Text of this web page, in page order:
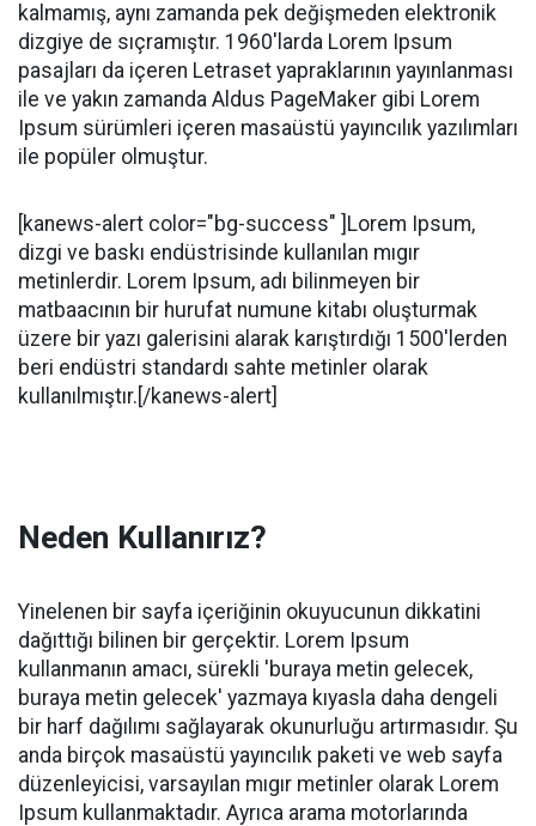
kalmamış, aynı zamanda pek değişmeden elektronik
dizgiye de sıçramıştır. 1960'larda Lorem Ipsum
pasajları da içeren Letraset yapraklarının yayınlanması
ile ve yakın zamanda Aldus PageMaker gibi Lorem
Ipsum sürümleri içeren masaüstü yayıncılık yazılımları
ile popüler olmuştur.
[kanews-alert color="bg-success" ]Lorem Ipsum,
dizgi ve baskı endüstrisinde kullanılan mıgır
metinlerdir. Lorem Ipsum, adı bilinmeyen bir
matbaacının bir hurufat numune kitabı oluşturmak
üzere bir yazı galerisini alarak karıştırdığı 1500'lerden
beri endüstri standardı sahte metinler olarak
kullanılmıştır.[/kanews-alert]
Neden Kullanırız?
Yinelenen bir sayfa içeriğinin okuyucunun dikkatini
dağıttığı bilinen bir gerçektir. Lorem Ipsum
kullanmanın amacı, sürekli 'buraya metin gelecek,
buraya metin gelecek' yazmaya kıyasla daha dengeli
bir harf dağılımı sağlayarak okunurluğu artırmasıdır. Şu
anda birçok masaüstü yayıncılık paketi ve web sayfa
düzenleyicisi, varsayılan mıgır metinler olarak Lorem
Ipsum kullanmaktadır. Ayrıca arama motorlarında